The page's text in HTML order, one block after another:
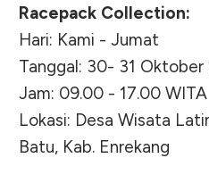
Racepack Collection:
Hari: Kami - Jumat
Tanggal: 30- 31 Oktober
Jam: 09.00 - 17.00 WITA
Lokasi: Desa Wisata
Batu, Kab. Enrekang